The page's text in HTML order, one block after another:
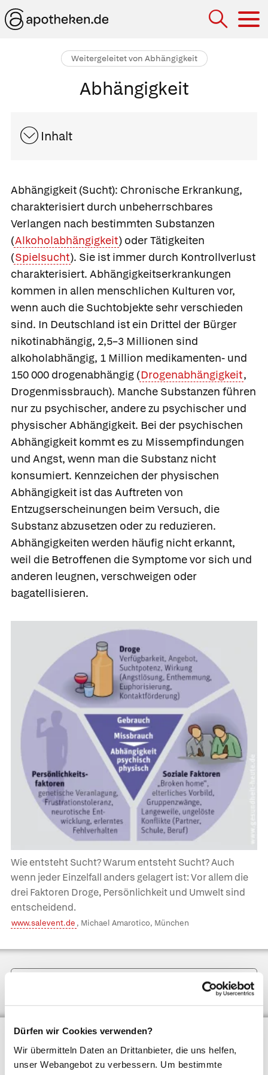
Dürfen wir Cookies verwenden?
Wir übermitteln Daten an Drittanbieter, die uns helfen,
unser Webangebot zu verbessern. Um bestimmte
Weitergeleitet von Abhängigkeit
Abhängigkeit
Inhalt
Abhängigkeit (Sucht): Chronische Erkrankung,
charakterisiert durch unbeherrschbares
Verlangen nach bestimmten Substanzen
(Alkoholabhängigkeit) oder Tätigkeiten
(Spielsucht). Sie ist immer durch Kontrollverlust
charakterisiert. Abhängigkeitserkrankungen
kommen in allen menschlichen Kulturen vor,
wenn auch die Suchtobjekte sehr verschieden
sind. In Deutschland ist ein Drittel der Bürger
nikotinabhängig, 2,5–3 Millionen sind
alkoholabhängig, 1 Million medikamenten- und
150 000 drogenabhängig (Drogenabhängigkeit,
Drogenmissbrauch). Manche Substanzen führen
nur zu psychischer, andere zu psychischer und
physischer Abhängigkeit. Bei der psychischen
Abhängigkeit kommt es zu Missempfindungen
und Angst, wenn man die Substanz nicht
konsumiert. Kennzeichen der physischen
Abhängigkeit ist das Auftreten von
Entzugserscheinungen beim Versuch, die
Substanz abzusetzen oder zu reduzieren.
Abhängigkeiten werden häufig nicht erkannt,
weil die Betroffenen die Symptome vor sich und
anderen leugnen, verschweigen oder
bagatellisieren.
Wie entsteht Sucht? Warum entsteht Sucht? Auch
wenn jeder Einzelfall anders gelagert ist: Vor allem die
drei Faktoren Droge, Persönlichkeit und Umwelt sind
entscheidend.
www.salevent.de , Michael Amarotico, München
Hintergrund­informationen anzeigen
Weiterführende Informationen
www.suchtmittel.de– Unabhängiges, privates